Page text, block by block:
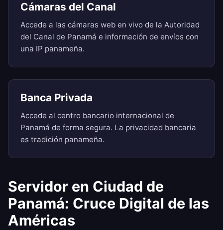
Cámaras del Canal
Accede a las cámaras web en vivo de la Autoridad
del Canal de Panamá e información de envíos con
una IP panameña.
Banca Privada
Accede al centro bancario internacional de
Panamá de forma segura. La privacidad bancaria
es tradición panameña.
Servidor en Ciudad de
Panamá: Cruce Digital de las
Américas